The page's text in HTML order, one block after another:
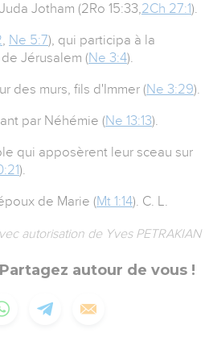
Jotham (2Ro 15:33,2Ch 27:1).
, Ne 5:7), qui participa à la
Jérusalem (Ne 3:4).
des murs, fils d'Immer (Ne 3:29).
par Néhémie (Ne 13:13).
qui apposèrent leur sceau sur
).
de Marie (Mt 1:14). C. L.
autorisation de Yves PETRAKIAN
autour de vous !